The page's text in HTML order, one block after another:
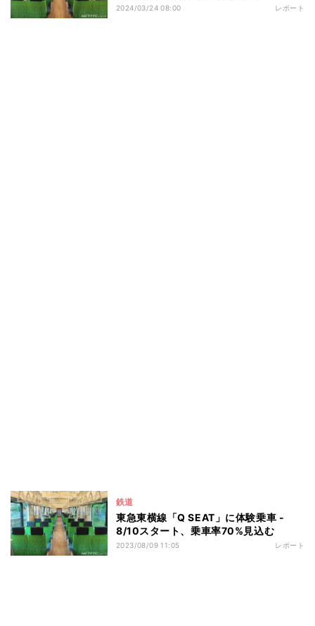
2024/03/24 08:00 レポート
鉄道
東急東横線「Q SEAT」に体験乗車 -
8/10スタート、乗車率70%見込む
2023/08/09 11:05 レポート